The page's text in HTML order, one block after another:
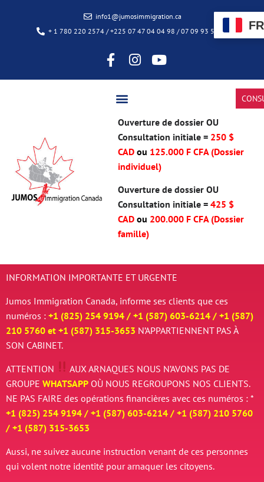
info1@jumosimmigration.ca
+ 1 780 220 2574 / +225 07 47 04 04 98 / 07 09 93 50 85
Ouverture de dossier OU
Consultation initiale = 250 $
CADou 125.000 F CFA (Dossier
individuel)
Ouverture de dossier OU
Consultation initiale =425 $
CAD ou 200.000 F CFA (Dossier
famille)
INFORMATION IMPORTANTE ET URGENTE
Jumos Immigration Canada, informe ses clients que ces
numéros : +1 (825) 254 9194 / +1 (587) 603-6214 / +1 (587)
210 5760 et +1 (587) 315-3653 N’APPARTIENNENT PAS À
SON CABINET.
ATTENTION AUX ARNAQUES NOUS N’AVONS PAS DE
GROUPE WHATSAPP OÙ NOUS REGROUPONS NOS CLIENTS.
NE PAS FAIRE des opérations financières avec ces numéros : *
+1 (825) 254 9194 / +1 (587) 603-6214 / +1 (587) 210 5760
/ +1 (587) 315-3653
Aussi, ne suivez aucune instruction venant de ces personnes
qui volent notre identité pour arnaquer les citoyens.
FR